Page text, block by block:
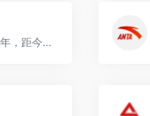
回力鞋业创建于1927年，距今已有96年的历史。“回力”商标注册于1935年，1997年被认定为上海市著名商标；1999年被认定为中国驰名商标。